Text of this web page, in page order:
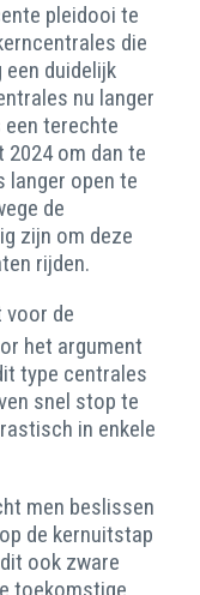
pleidooi te
die
duidelijk
nu langer
terechte
om dan te
langer open te
de
zijn om deze
rijden.
voor de
het argument
type centrales
snel stop te
in enkele
men beslissen
de kernuitstap
ook zware